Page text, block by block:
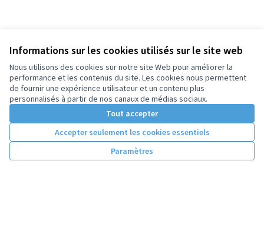
Informations sur les cookies utilisés sur le site web
Nous utilisons des cookies sur notre site Web pour améliorer la
performance et les contenus du site. Les cookies nous permettent
de fournir une expérience utilisateur et un contenu plus
personnalisés à partir de nos canaux de médias sociaux.
Tout accepter
Accepter seulement les cookies essentiels
Paramètres